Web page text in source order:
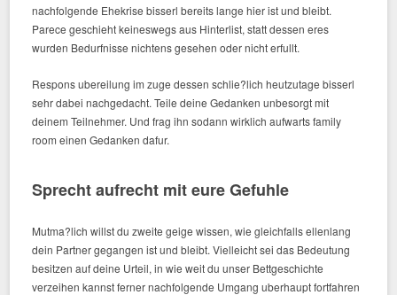
nachfolgende Ehekrise bisserl bereits lange hier ist und bleibt.
Parece geschieht keineswegs aus Hinterlist, statt dessen eres
wurden Bedurfnisse nichtens gesehen oder nicht erfullt.
Respons ubereilung im zuge dessen schlie?lich heutzutage bisserl
sehr dabei nachgedacht. Teile deine Gedanken unbesorgt mit
deinem Teilnehmer. Und frag ihn sodann wirklich aufwarts family
room einen Gedanken dafur.
Sprecht aufrecht mit eure Gefuhle
Mutma?lich willst du zweite geige wissen, wie gleichfalls ellenlang
dein Partner gegangen ist und bleibt. Vielleicht sei das Bedeutung
besitzen auf deine Urteil, in wie weit du unser Bettgeschichte
verzeihen kannst ferner nachfolgende Umgang uberhaupt fortfahren